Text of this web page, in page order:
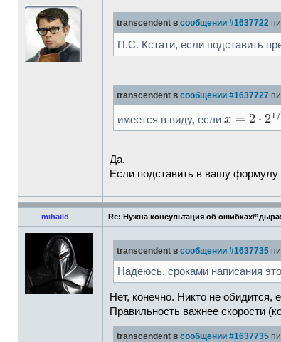
transcendent в сообщении #1637722
П.С. Кстати, если подставить
transcendent в сообщении #1637727
имеется в виду, если
Да.
Если подставить в вашу формулу
mihaild Re: Нужна консультация об ошибках/
transcendent в сообщении #1637735
Надеюсь, сроками написания
Нет, конечно. Никто не обидится,
Правильность важнее скорости
transcendent в сообщении #1637735